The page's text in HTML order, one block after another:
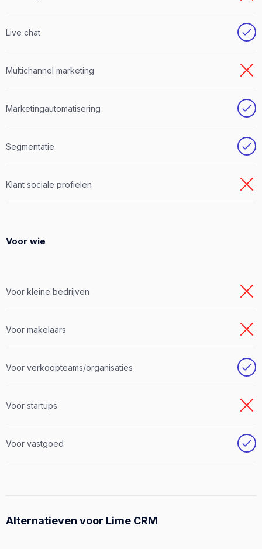
Live chat
Multichannel marketing
Marketingautomatisering
Segmentatie
Klant sociale profielen
Voor wie
Voor kleine bedrijven
Voor makelaars
Voor verkoopteams/organisaties
Voor startups
Voor vastgoed
Alternatieven voor Lime CRM